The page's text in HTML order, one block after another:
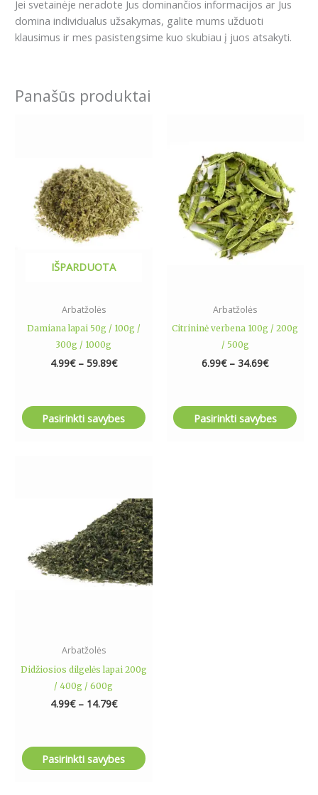
Jei svetainėje neradote Jus dominančios informacijos ar Jus
domina individualus užsakymas, galite mums užduoti
klausimus ir mes pasistengsime kuo skubiau į juos atsakyti.
Panašūs produktai
IŠPARDUOTA
Arbatžolės
Damiana lapai 50g / 100g /
300g / 1000g
4.99€ – 59.89€
Pasirinkti savybes
multiple
variants.
The
options
may
chosen
page
Arbatžolės
Citrininė verbena 100g / 200g
/ 500g
6.99€ – 34.69€
34.69€
Pasirinkti savybes
has
multiple
variants.
The
options
may
be
page
Arbatžolės
Didžiosios dilgelės lapai 200g
/ 400g / 600g
4.99€ – 14.79€
through
14.79€
Pasirinkti savybes
multiple
variants.
The
options
may
page